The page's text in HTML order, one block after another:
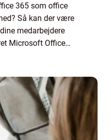
365 som office
Så kan der være
medarbejdere
Microsoft Office